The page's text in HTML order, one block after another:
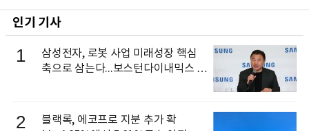
인기 기사
1
삼성전자, 로봇 사업 미래성장 핵심
축으로 삼는다...보스턴다이내믹스 출
2
블랙록, 에코프로 지분 추가 확